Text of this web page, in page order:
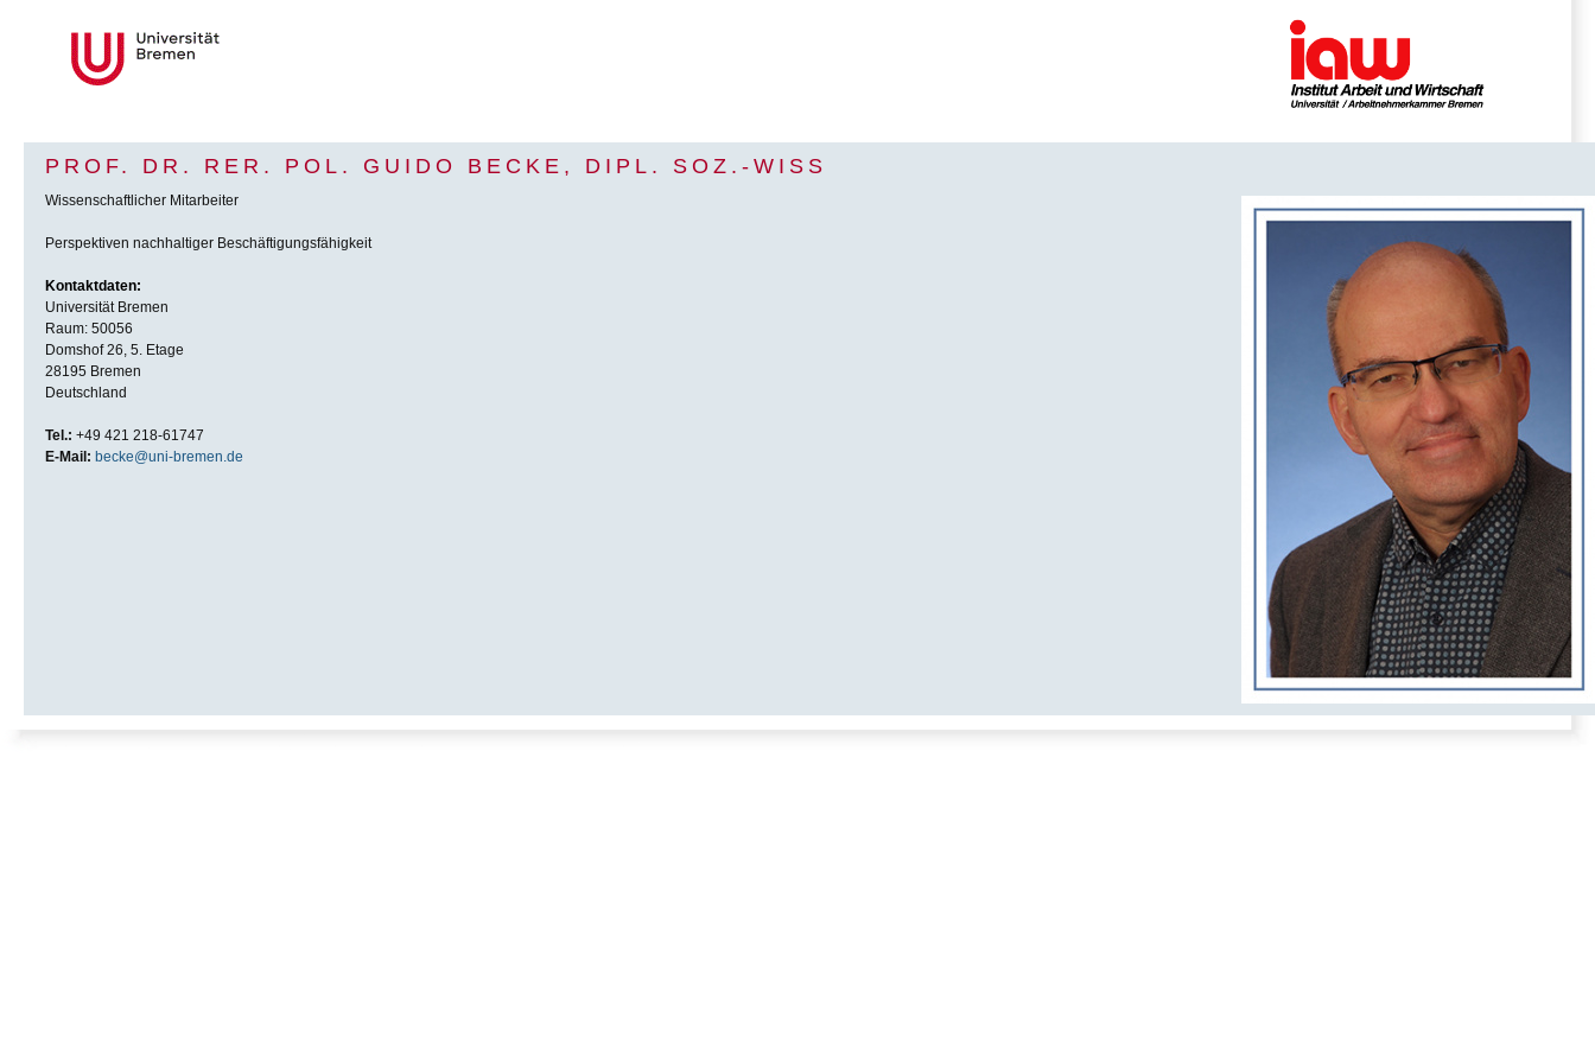
PROF. DR. RER. POL. GUIDO BECKE, DIPL. SOZ.-WISS
Wissenschaftlicher Mitarbeiter
Perspektiven nachhaltiger Beschäftigungsfähigkeit
Kontaktdaten:
Universität Bremen
Raum: 50056
Domshof 26, 5. Etage
28195 Bremen
Deutschland
Tel.: +49 421 218-61747
E-Mail: becke@uni-bremen.de